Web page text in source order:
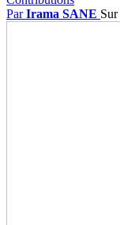
ParIrama SANE Sur